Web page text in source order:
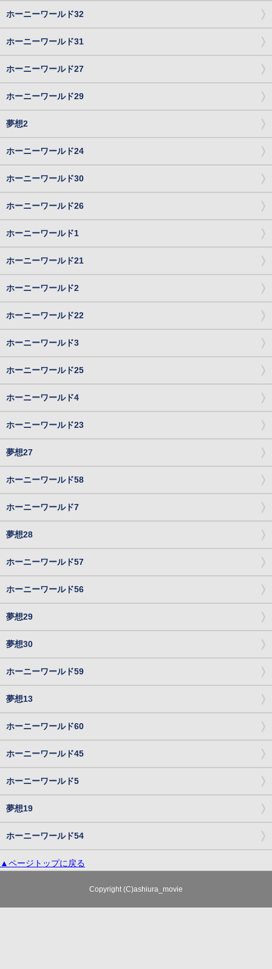
ホーニーワールド32
ホーニーワールド31
ホーニーワールド27
ホーニーワールド29
夢想2
ホーニーワールド24
ホーニーワールド30
ホーニーワールド26
ホーニーワールド1
ホーニーワールド21
ホーニーワールド2
ホーニーワールド22
ホーニーワールド3
ホーニーワールド25
ホーニーワールド4
ホーニーワールド23
夢想27
ホーニーワールド58
ホーニーワールド7
夢想28
ホーニーワールド57
ホーニーワールド56
夢想29
夢想30
ホーニーワールド59
夢想13
ホーニーワールド60
ホーニーワールド45
ホーニーワールド5
夢想19
ホーニーワールド54
▲ページトップに戻る
Copyright (C)ashiura_movie